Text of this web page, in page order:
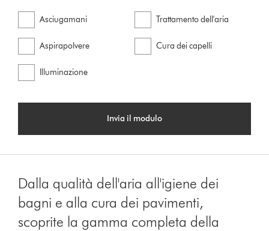
Asciugamani Trattamento dell'aria
Aspirapolvere Cura dei capelli
Illuminazione
Invia il modulo
Dalla qualità dell'aria all'igiene dei
bagni e alla cura dei pavimenti,
scoprite la gamma completa della